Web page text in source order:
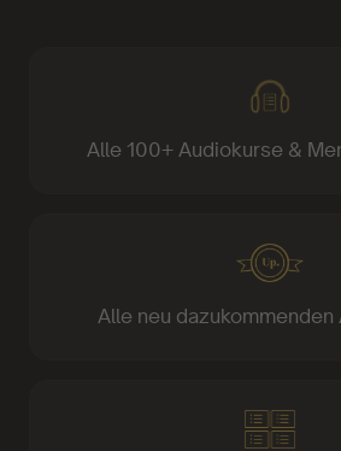
Alle 100+ Audiokurse &
Alle neu dazukommenden